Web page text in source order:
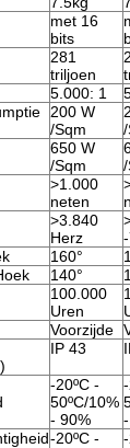
met 16
bits
281
triljoen
5.000: 1
200 W
/Sqm
650 W
/Sqm
>1.000
neten
>3.840
Herz
160°
140°
100.000
Uren
Voorzijde
IP 43
-20ºC -
50ºC/10%
- 90%
-20ºC -